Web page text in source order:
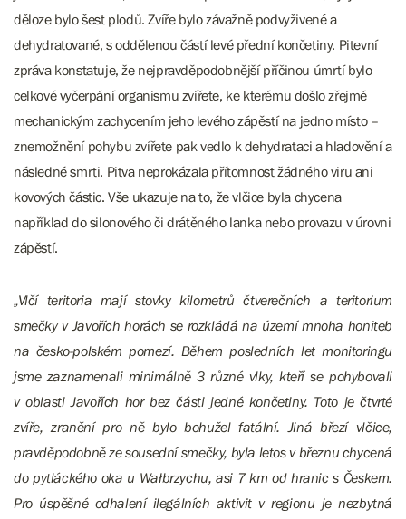
děloze bylo šest plodů. Zvíře bylo závažně podvyživené a
dehydratované, s oddělenou částí levé přední končetiny. Pitevní
zpráva konstatuje, že nejpravděpodobnější příčinou úmrtí bylo
celkové vyčerpání organismu zvířete, ke kterému došlo zřejmě
mechanickým zachycením jeho levého zápěstí na jedno místo –
znemožnění pohybu zvířete pak vedlo k dehydrataci a hladovění a
následné smrti. Pitva neprokázala přítomnost žádného viru ani
kovových částic. Vše ukazuje na to, že vlčice byla chycena
například do silonového či drátěného lanka nebo provazu v úrovni
zápěstí.
„Vlčí teritoria mají stovky kilometrů čtverečních a teritorium
smečky v Javořích horách se rozkládá na území mnoha honiteb
na česko-polském pomezí. Během posledních let monitoringu
jsme zaznamenali minimálně 3 různé vlky, kteří se pohybovali
v oblasti Javořích hor bez části jedné končetiny. Toto je čtvrté
zvíře, zranění pro ně bylo bohužel fatální. Jiná březí vlčice,
pravděpodobně ze sousední smečky, byla letos v březnu chycená
do pytláckého oka u Wałbrzychu, asi 7 km od hranic s Českem.
Pro úspěšné odhalení ilegálních aktivit v regionu je nezbytná